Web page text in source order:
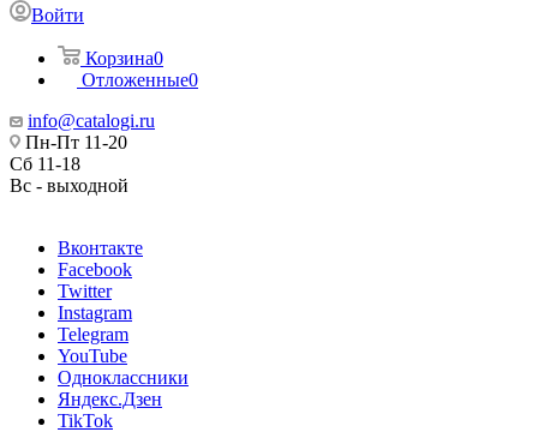
Войти
Корзина0
Отложенные0
info@catalogi.ru
Пн-Пт 11-20
Сб 11-18
Вс - выходной
Вконтакте
Facebook
Twitter
Instagram
Telegram
YouTube
Одноклассники
Яндекс.Дзен
TikTok